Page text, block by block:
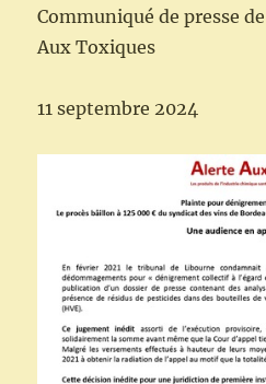
Communiqué de presse
Aux Toxiques
11 septembre 2024